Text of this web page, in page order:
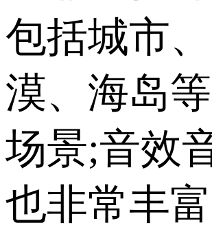
包括城市
漠、海岛
场景;音效
也非常丰